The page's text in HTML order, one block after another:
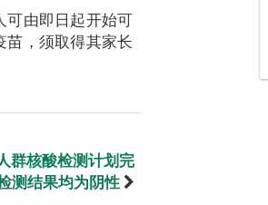
可由即日起开始可
，须取得其家长
群核酸检测计划完
测结果均为阴性